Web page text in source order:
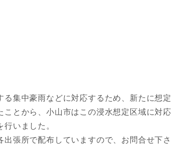
集中豪雨などに対応するため、新たに想定
とから、小山市はこの浸水想定区域に対応
いました。
張所で配布していますので、お問合せ下さ